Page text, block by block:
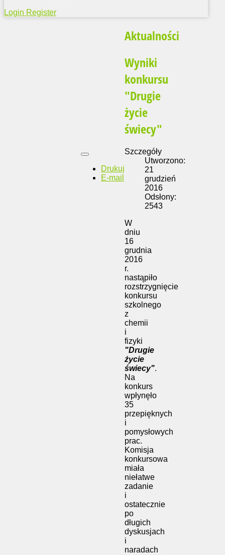
Login Register
Aktualności
Wyniki
konkursu
"Drugie
życie
świecy"
Drukuj
E-mail
Szczegóły
Utworzono:
21
grudzień
2016
Odsłony:
2543
W
dniu
16
grudnia
2016
r.
nastąpiło
rozstrzygnięcie
konkursu
szkolnego
z
chemii
i
fizyki
"Drugie
życie
świecy".
Na
konkurs
wpłynęło
35
przepięknych
i
pomysłowych
prac.
Komisja
konkursowa
miała
niełatwe
zadanie
i
ostatecznie
po
długich
dyskusjach
i
naradach